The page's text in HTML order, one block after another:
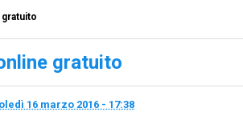
gratuito
16 marzo 2016 - 17:38